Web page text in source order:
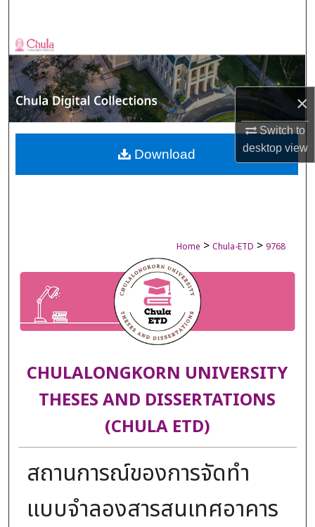
×
Switch to
desktopview
Browse Collections
My Account
About
Digital Commons Network™
Home > Chula-ETD > 9768
CHULALONGKORN UNIVERSITY
THESES AND DISSERTATIONS
(CHULA ETD)
สถานการณ์ของการจัดทำ
แบบจำลองสารสนเทศอาคาร
Download